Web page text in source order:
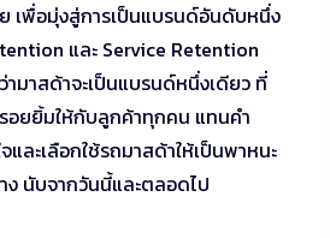
ย เพื่อมุ่งสู่การเป็นแบรนด์อันดับหนึ่ง
และ Service Retention
าสด้าจะเป็นแบรนด์หนึ่งเดียว ที่
อยยิ้มให้กับลูกค้าทุกคน แทนคำ
ละเลือกใช้รถมาสด้าให้เป็นพาหนะ
ง นับจากวันนี้และตลอดไป